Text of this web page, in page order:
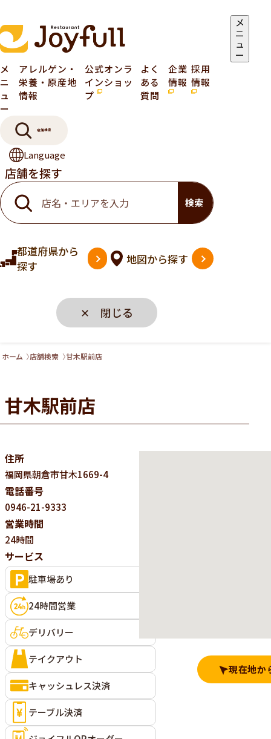
メ
ニ
ュ
ー
メ
ニ
ュ
ー
アレルゲン・
栄養・原産地
情報
公式オンラ
インショッ
プ
よく
ある
質問
企業
情報
採用
情報
店舗検索
Language
店舗を探す
検索
都道府県から
探す
地図から探す
✕ 閉じる
ホーム 店舗検索 甘木駅前店
甘木駅前店
住所
福岡県朝倉市甘木1669-4
電話番号
0946-21-9333
営業時間
24時間
サービス
駐車場あり
24時間営業
デリバリー
テイクアウト
キャッシュレス決済
テーブル決済
現在地か